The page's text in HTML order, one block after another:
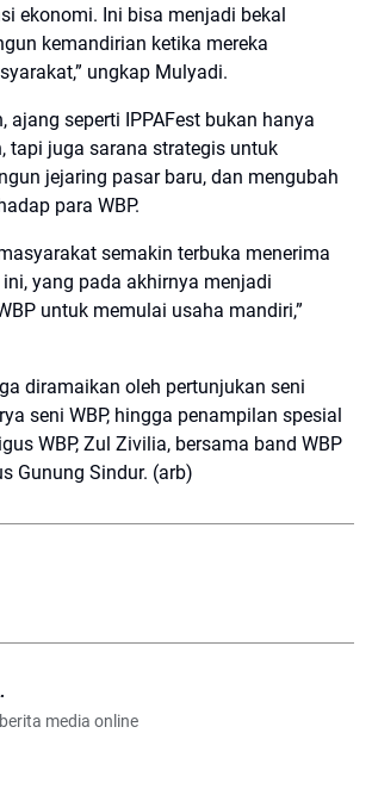
ekonomi. Ini bisa menjadi bekal
kemandirian ketika mereka
ungkap Mulyadi.
ajang seperti IPPAFest bukan hanya
tapi juga sarana strategis untuk
jejaring pasar baru, dan mengubah
para WBP.
semakin terbuka menerima
yang pada akhirnya menjadi
untuk memulai usaha mandiri,”
diramaikan oleh pertunjukan seni
seni WBP, hingga penampilan spesial
WBP, Zul Zivilia, bersama band WBP
Gunung Sindur. (arb)
media online